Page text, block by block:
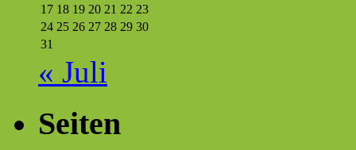
17 18 19 20 21 22 23
24 25 26 27 28 29 30
31
« Juli
Seiten